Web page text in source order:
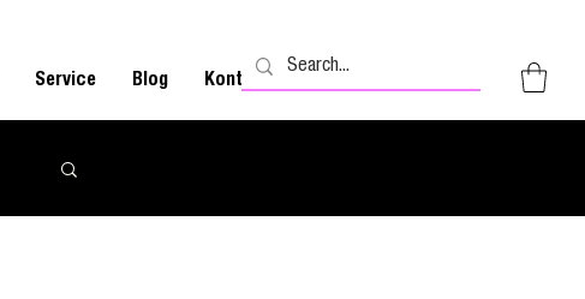
Service Blog Kontakt